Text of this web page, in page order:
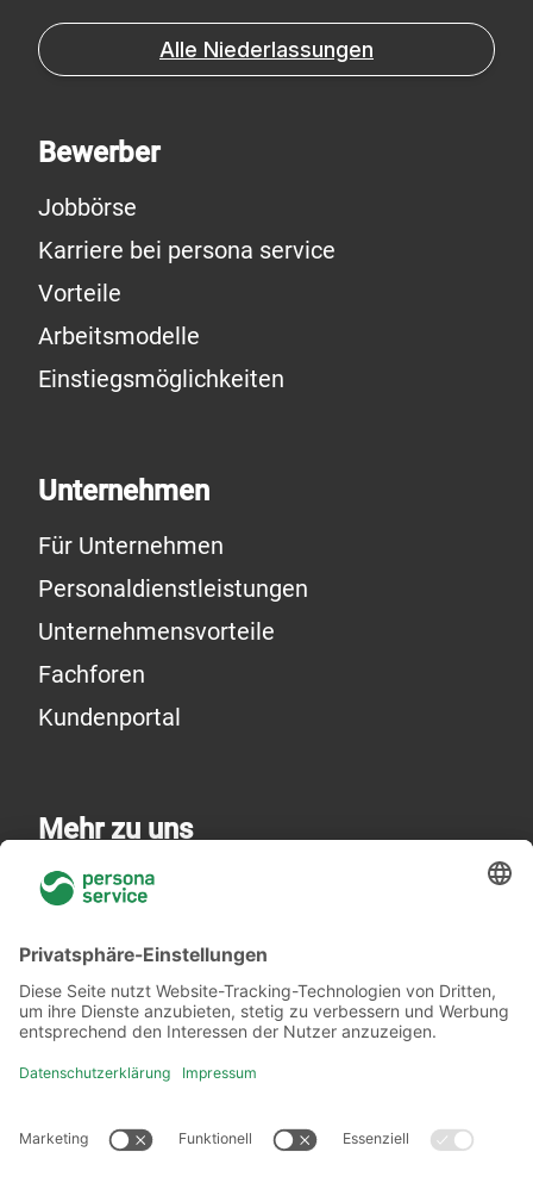
Alle Niederlassungen
Bewerber
Jobbörse
Karriere bei persona service
Vorteile
Arbeitsmodelle
Einstiegsmöglichkeiten
Unternehmen
Für Unternehmen
Personaldienstleistungen
Unternehmensvorteile
Fachforen
Kundenportal
Mehr zu uns
Über uns
Akademie
Rechtliches
Datenschutzerklärung